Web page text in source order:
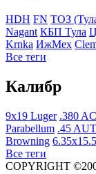
HDH FN ТОЗ
Nagant КБП Тула
Krnka ИжМех
Все теги
Калибр
9x19 Luger .380
Parabellum .45
Browning
Все теги
COPYRIGHT